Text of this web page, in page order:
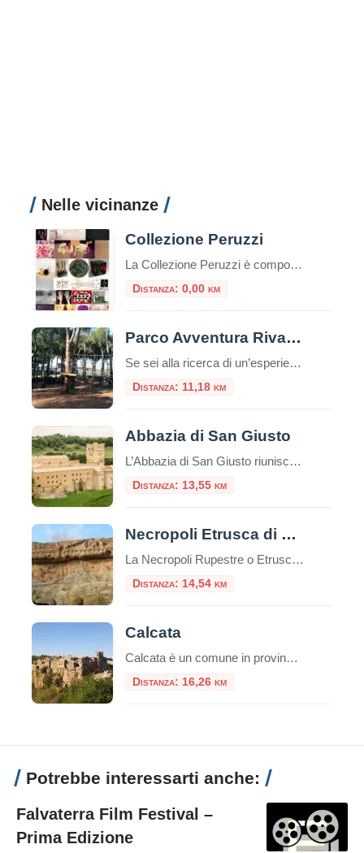
Nelle vicinanze
Collezione Peruzzi
La Collezione Peruzzi è composta da oltre duecento opere seriali di arte italiana contemporanea, raccolte a cominciare dal 1980. Gli artisti sono stati selezionati sulla base della loro effettiva riconoscibilità internazionale e dell’organicità all’area di appartenenza, in modo da soddisfare il progetto di collezione: rappresentare in modo esaustivo i movimenti e gli artisti italiani che […]
Distanza: 0,00 km
Parco Avventura Riva dei Tarquini
Se sei alla ricerca di un’esperienza che unisca il brivido dell’avventura al piacere di stare immersi nella natura, il Parco Avventura Riva dei Tarquini è la meta ideale. Nel cuore della Tuscia, a pochi chilometri da Roma, sorge una delle destinazioni più emozionanti per chi cerca avventura e divertimento all’aria aperta: il Parco Avventura Riva […]
Distanza: 11,18 km
Abbazia di San Giusto
L’Abbazia di San Giusto riunisce molti secoli di storia in uno splendido luogo. Il monastero si affaccia sulla valle del fiume Marta, protetto da colline su entrambi i lati. Questa zona, a quattro chilometri da Tuscania, è stata anche in tempi
Distanza: 13,55 km
Necropoli Etrusca di Norchia
La Necropoli Rupestre o Etrusca di Norchia è un antico sito archeologico situato nelle vicinanze di Vetralla, una cittadina nella regione del Lazio in Italia. Si tratta di una necropoli, cioè un’area dove sono presenti tombe e sepolture, caratterizzata da un particolare tipo di tomba, chiamata “tomba a camera rupestre”, scavata nella roccia tufacea. Le […]
Distanza: 14,54 km
Calcata
Calcata è un comune in provincia di Viterbo, e dista dal capoluogo circa 45 km. A pochi chilometri da Roma, la cittadina di Calcata, arroccata sopra una montagna di tufo, domina la verde valle del fiume Treja. Nel paese di Calcata è stata girata la scena della distruzione del paesello nel film Amici miei del […]
Distanza: 16,26 km
Potrebbe interessarti anche:
Falvaterra Film Festival –
Prima Edizione